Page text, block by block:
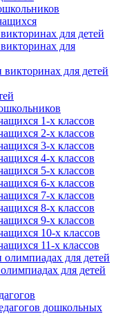
для детей
для
для детей
1-х классов
2-х классов
3-х классов
4-х классов
5-х классов
6-х классов
7-х классов
8-х классов
9-х классов
10-х классов
11-х классов
для детей
для детей
дошкольных